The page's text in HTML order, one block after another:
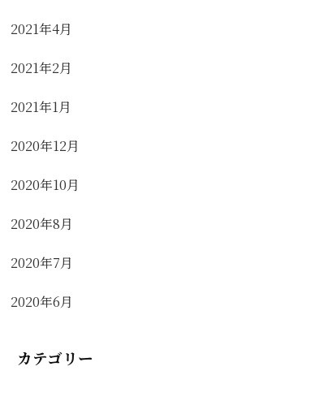
2021年4月
2021年2月
2021年1月
2020年12月
2020年10月
2020年8月
2020年7月
2020年6月
カテゴリー